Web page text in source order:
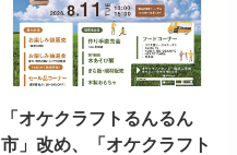
「オケクラフトるんるん
市」改め、「オケクラフト